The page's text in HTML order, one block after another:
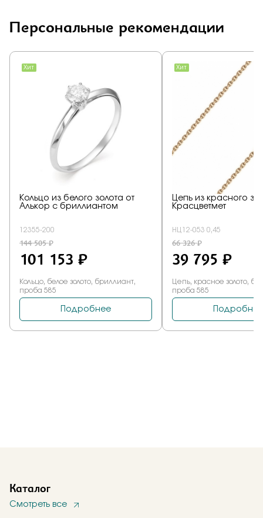
Персональные рекомендации
Каталог
Смотреть все